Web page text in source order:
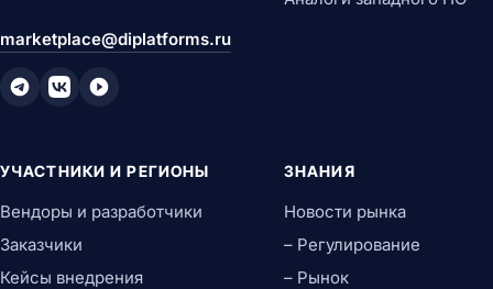
marketplace@diplatforms.ru
УЧАСТНИКИ И РЕГИОНЫ
Вендоры и разработчики
Заказчики
Кейсы внедрения
ЗНАНИЯ
Новости рынка
– Регулирование
– Рынок